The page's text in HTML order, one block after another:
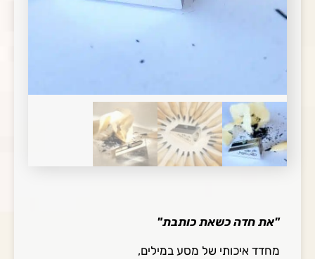
"את חדה כשאת כותבת"
מחדד איכותי של מסע במילים,